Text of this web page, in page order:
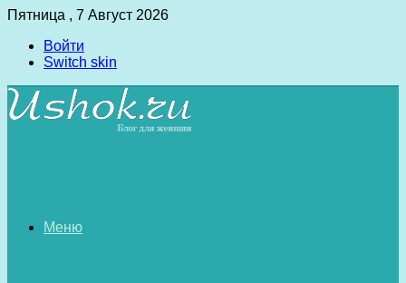
Пятница , 7 Август 2026
Войти
Switch skin
Меню